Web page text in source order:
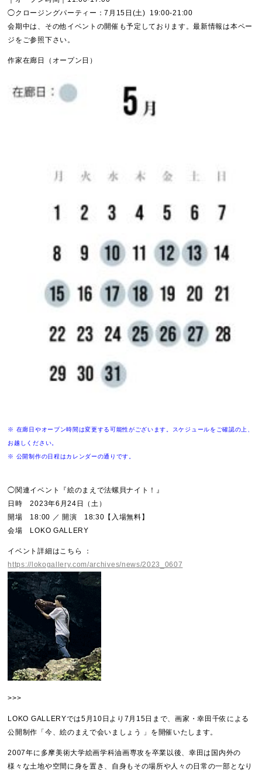
◯クロージングパーティー：7月15日(土) 19:00-21:00
会期中は、その他イベントの開催も予定しております。最新情報は本ペー
ジをご参照下さい。
作家在廊日（オープン日）
※ 在廊日やオープン時間は変更する可能性がございます。スケジュールをご確認の上、
お越しください。
※ 公開制作の日程はカレンダーの通りです。
◯関連イベント『絵のまえで法螺貝ナイト！』
日時 2023年6⽉24⽇（⼟）
開場 18:00 ／ 開演 18:30【⼊場無料】
会場 LOKO GALLERY
イベント詳細はこちら ：
https://lokogallery.com/archives/news/2023_0607
>>>
LOKO GALLERYでは5月10日より7月15日まで、画家・幸田千依による
公開制作「今、絵のまえで会いましょう 」を開催いたします。
2007年に多摩美術大学絵画学科油画専攻を卒業以後、幸田は国内外の
様々な土地や空間に身を置き、自身もその場所や人々の日常の一部となり